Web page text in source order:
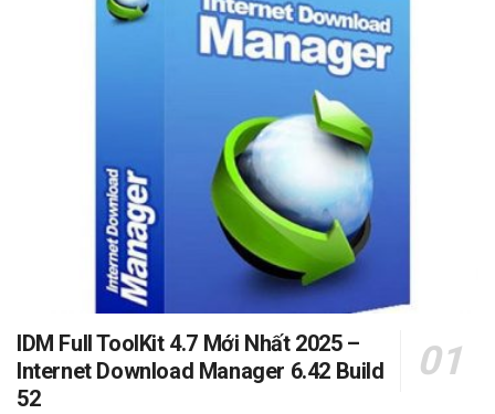
IDM Full ToolKit 4.7 Mới Nhất 2025 –
Internet Download Manager 6.42 Build
52